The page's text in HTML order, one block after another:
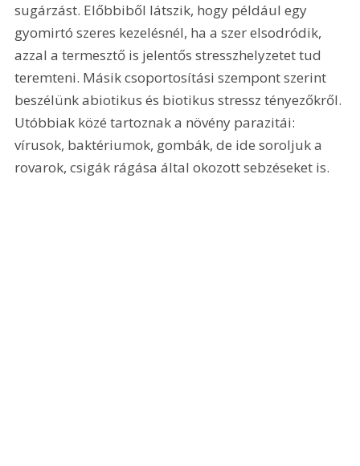
sugárzást. Előbbiből látszik, hogy például egy
gyomirtó szeres kezelésnél, ha a szer elsodródik,
azzal a termesztő is jelentős stresszhelyzetet tud
teremteni. Másik csoportosítási szempont szerint
beszélünk abiotikus és biotikus stressz tényezőkről.
Utóbbiak közé tartoznak a növény parazitái:
vírusok, baktériumok, gombák, de ide soroljuk a
rovarok, csigák rágása által okozott sebzéseket is.